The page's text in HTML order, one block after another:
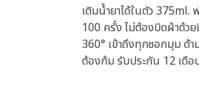
เติมน้ำยาได้ในตัว 375ml.
100 ครั้ง ไม่ต้องบิดผ้าด้ว
360° เข้าถึงทุกซอกมุม ด้า
ต้องก้ม รับประกัน 12 เดือ